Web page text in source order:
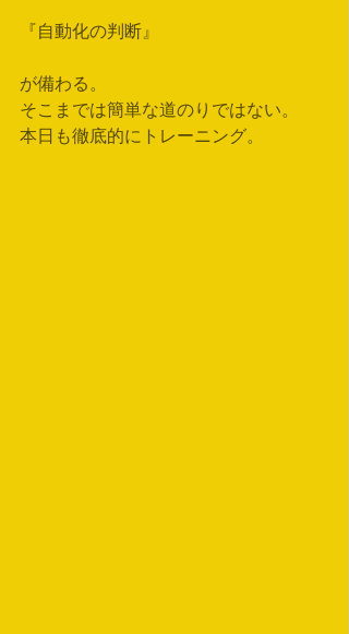
『自動化の判断』
が備わる。
そこまでは簡単な道のりではない。
本日も徹底的にトレーニング。